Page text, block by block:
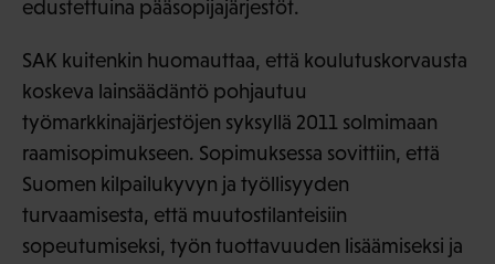
edustettuina pääsopijajärjestöt.
SAK kuitenkin huomauttaa, että koulutuskorvausta
koskeva lainsäädäntö pohjautuu
työmarkkinajärjestöjen syksyllä 2011 solmimaan
raamisopimukseen. Sopimuksessa sovittiin, että
Suomen kilpailukyvyn ja työllisyyden
turvaamisesta, että muutostilanteisiin
sopeutumiseksi, työn tuottavuuden lisäämiseksi ja